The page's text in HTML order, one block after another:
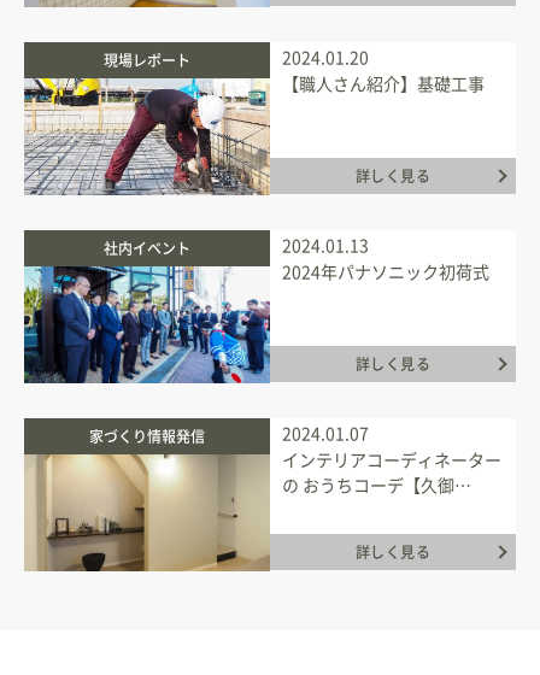
現場レポート
2024.01.20
【職人さん紹介】基礎工事
詳しく見る
社内イベント
2024.01.13
2024年パナソニック初荷式
詳しく見る
家づくり情報発信
2024.01.07
インテリアコーディネーター
の おうちコーデ【久御…
詳しく見る